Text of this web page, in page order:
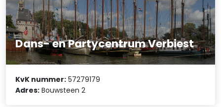
Dans- en Partycentrum Verbiest
KvK nummer: 57279179
Adres: Bouwsteen 2